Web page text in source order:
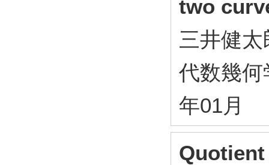
two
三井健太
代数幾
年01月